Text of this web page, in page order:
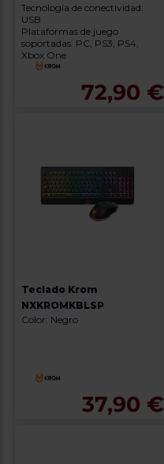
Tecnología de conectividad:
USB
Plataformas de juego
soportadas: PC, PS3, PS4,
Xbox One
72,90 €
Teclado Krom
NXKROMKBLSP
Color: Negro
37,90 €